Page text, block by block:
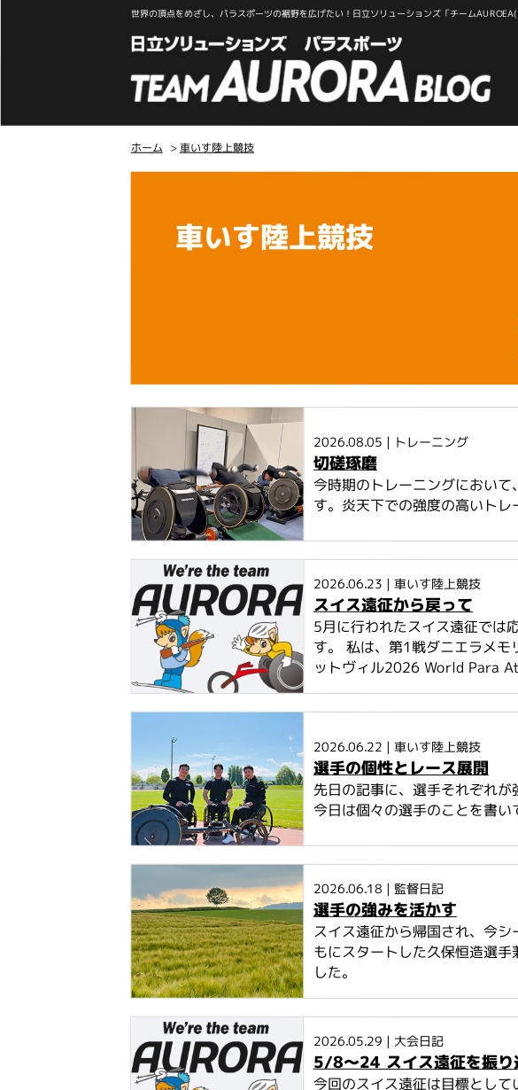
世界の頂点をめざし、パラスポーツの裾野を広げたい！日立ソリューションズ「チーム
ホーム >車いす陸上競技
車いす陸上競技
2026.08.05 | トレーニング
切磋琢磨
今時期のトレーニングにおい
す。炎天下での強度の高いトレ
2026.06.23 | 車いす陸上競技
スイス遠征から戻って
5月に行われたスイス遠征では
す。 私は、第1戦ダニエラメ
ットヴィル2026 World Para
2026.06.22 | 車いす陸上競技
選手の個性とレース展開
先日の記事に、選手それぞれが
今日は個々の選手のことを書い
2026.06.18 | 監督日記
選手の強みを活かす
スイス遠征から帰国され、今
もにスタートした久保恒造選
した。
2026.05.29 | 大会日記
5/8〜24 スイス遠征を振り
今回のスイス遠征は目標とし